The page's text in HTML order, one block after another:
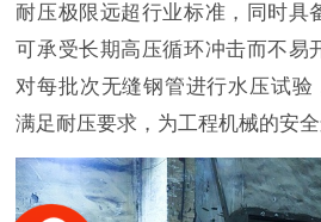
耐压极限远超行业标准，同时具
可承受长期高压循环冲击而不易
对每批次无缝钢管进行水压试验
满足耐压要求，为工程机械的安全